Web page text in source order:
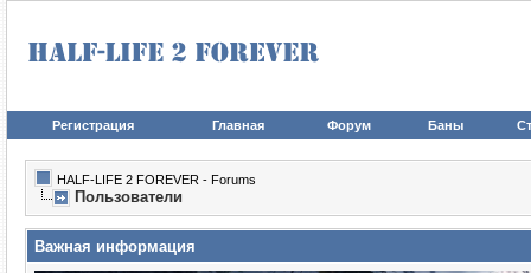
Регистрация Главная Форум Баны
HALF-LIFE 2 FOREVER - Forums
Пользователи
Важная информация